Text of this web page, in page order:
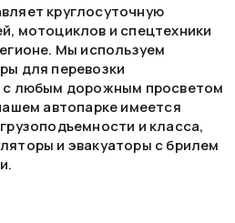
круглосуточную
мотоциклов и спецтехники
Мы используем
для перевозки
с любым дорожным просветом
автопарке имеется
и класса,
и эвакуаторы с брилем